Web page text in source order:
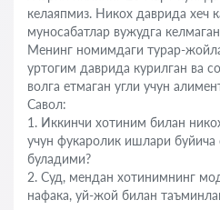
келаяпмиз. Никох даврида хеч
муносабатлар вужудга
Менинг номимдаги турар-
уртогим даврида курилган ва
волга етмаган угли учун
Савол:
1. Иккинчи хотиним билан
учун фукаролик ишлари буйича
буладими?
2. Суд, мендан хотинимнинг
нафака, уй-жой билан